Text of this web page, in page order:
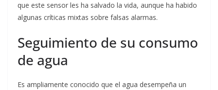
que este sensor les ha salvado la vida, aunque ha habido
algunas críticas mixtas sobre falsas alarmas.
Seguimiento de su consumo
de agua
Es ampliamente conocido que el agua desempeña un